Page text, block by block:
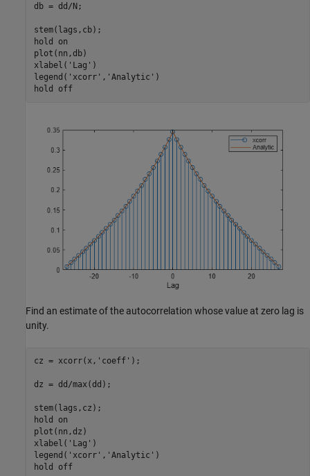
db = dd/N;
stem(lags,cb);
hold
on
plot(nn,db)
xlabel( 'Lag' )
legend( 'xcorr' , 'Analytic' )
hold
off
Find an estimate of the autocorrelation whose value at zero lag is
unity.
cz = xcorr(x, 'coeff' );
dz = dd/max(dd);
stem(lags,cz);
hold
on
plot(nn,dz)
xlabel( 'Lag' )
legend( 'xcorr' , 'Analytic' )
hold
off